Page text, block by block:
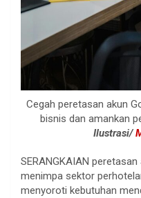
Cegah peretasan akun
bisnis dan amankan
Ilustrasi/
SERANGKAIAN
menimpa sektor
menyoroti kebutuhan